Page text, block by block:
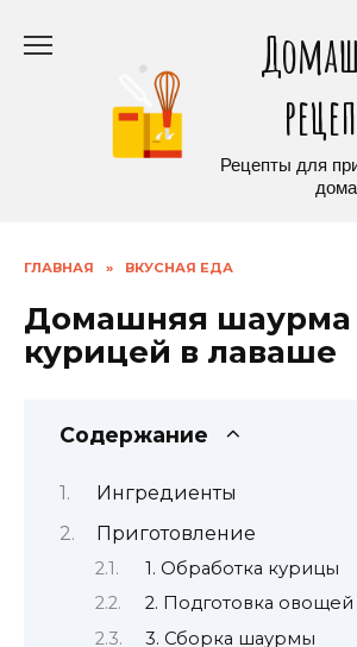
Рецепты для
дома
ГЛАВНАЯ » ВКУСНАЯ ЕДА
Домашняя шаурма
курицей в лаваше
Содержание
Ингредиенты
Приготовление
1. Обработка курицы
2. Подготовка овощей
3. Сборка шаурмы